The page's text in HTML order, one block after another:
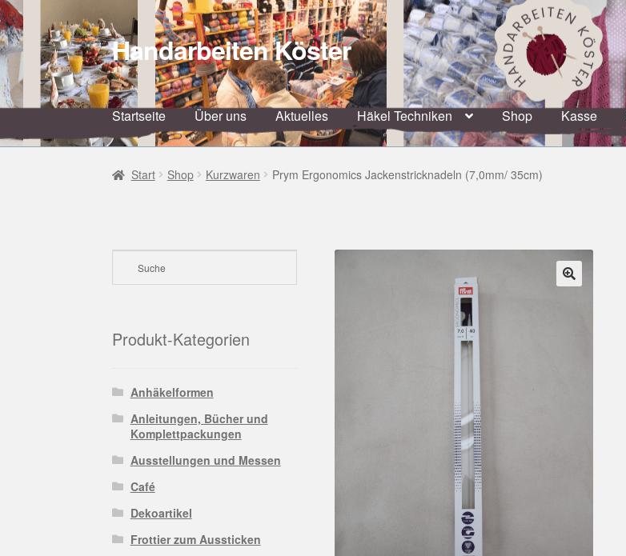
Zur
Navigation
springen
Zum
Inhalt
springen
Handarbeiten Köster
Startseite Über uns Aktuelles Häkel Techniken Shop Kasse
Start Shop Kurzwaren Prym Ergonomics Jackenstricknadeln (7,0mm/ 35cm)
Produkt-Kategorien
Anhäkelformen
Anleitungen, Bücher und
Komplettpackungen
Ausstellungen und Messen
Café
Dekoartikel
Frottier zum Aussticken